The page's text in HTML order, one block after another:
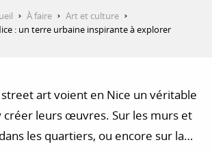
À faire
Art et culture
: un terre urbaine inspirante à explorer
art voient en Nice un véritable
créer leurs œuvres. Sur les murs et
les quartiers, ou encore sur la